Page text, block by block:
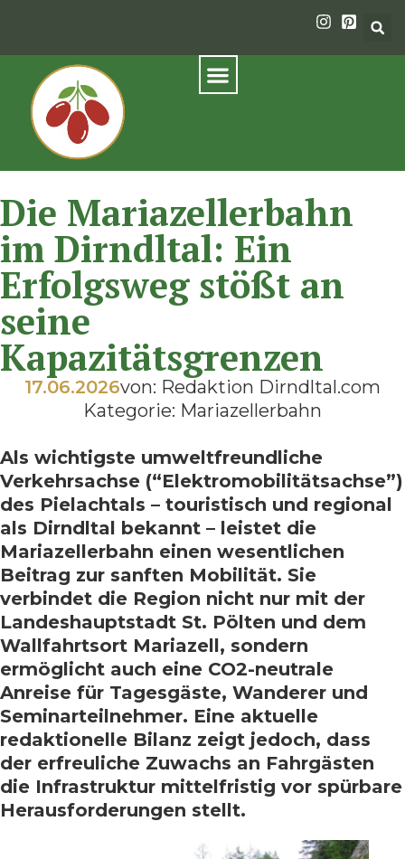
Die Mariazellerbahn
im Dirndltal: Ein
Erfolgsweg stößt an
seine
Kapazitätsgrenzen
17.06.2026von: Redaktion Dirndltal.com
Kategorie: Mariazellerbahn
Als wichtigste umweltfreundliche
Verkehrsachse (“Elektromobilitätsachse”)
des Pielachtals – touristisch und regional
als Dirndltal bekannt – leistet die
Mariazellerbahn einen wesentlichen
Beitrag zur sanften Mobilität. Sie
verbindet die Region nicht nur mit der
Landeshauptstadt St. Pölten und dem
Wallfahrtsort Mariazell, sondern
ermöglicht auch eine CO2-neutrale
Anreise für Tagesgäste, Wanderer und
Seminarteilnehmer. Eine aktuelle
redaktionelle Bilanz zeigt jedoch, dass
der erfreuliche Zuwachs an Fahrgästen
die Infrastruktur mittelfristig vor spürbare
Herausforderungen stellt.